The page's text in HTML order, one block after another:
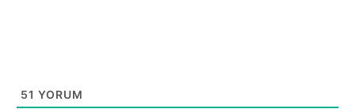
51 YORUM